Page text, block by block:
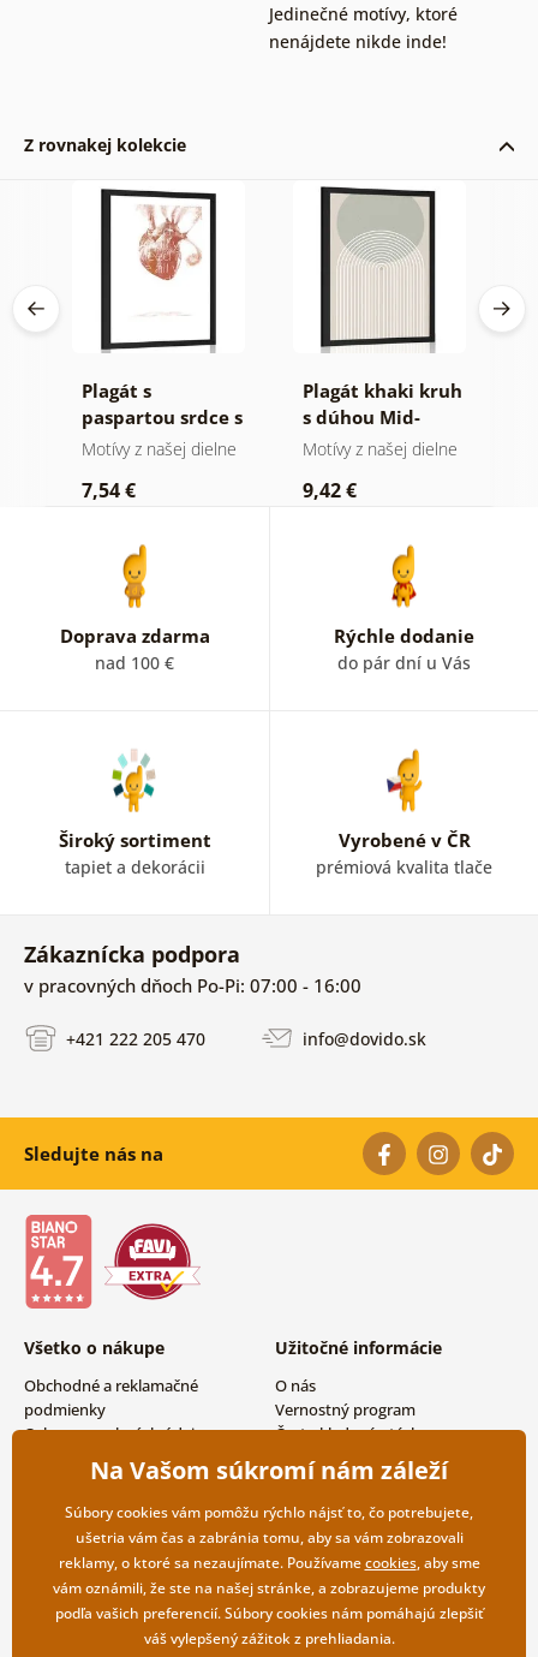
Jedinečné motívy, ktoré
nenájdete nikde inde!
Z rovnakej kolekcie
Plagát s
paspartou srdce s
citátom
Motívy z našej dielne
7,54 €
Plagát khaki kruh
s dúhou Mid-
Century
Motívy z našej dielne
9,42 €
Doprava zdarma
nad 100 €
Rýchle dodanie
do pár dní u Vás
Široký sortiment
tapiet a dekorácii
Vyrobené v ČR
prémiová kvalita tlače
Zákaznícka podpora
v pracovných dňoch Po-Pi: 07:00 - 16:00
+421 222 205 470 info@dovido.sk
Sledujte nás na
Všetko o nákupe
Obchodné a reklamačné
podmienky
Ochrana osobných údajov
Možnosti dopravy a platby
Vrátenie tovaru
Užitočné informácie
O nás
Vernostný program
Často kladené otázky
Magazín
Kontakty
Veľkoobchodná spolupráca
Na Vašom súkromí nám záleží
Súbory cookies vám pomôžu rýchlo nájsť to, čo potrebujete,
ušetria vám čas a zabránia tomu, aby sa vám zobrazovali
reklamy, o ktoré sa nezaujímate. Používamecookies, aby sme
vám oznámili, že ste na našej stránke, a zobrazujeme produkty
podľa vašich preferencií. Súbory cookies nám pomáhajú zlepšiť
váš vylepšený zážitok z prehliadania.